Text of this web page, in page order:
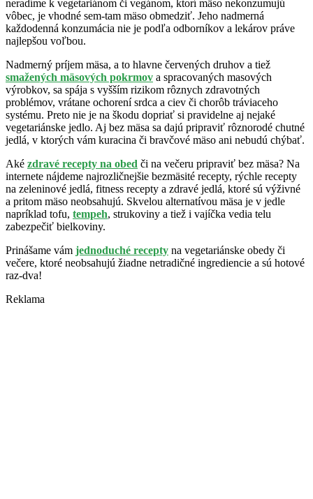
neradíme k vegetariánom či vegánom, ktorí mäso nekonzumujú
vôbec, je vhodné sem-tam mäso obmedziť. Jeho nadmerná
každodenná konzumácia nie je podľa odborníkov a lekárov práve
najlepšou voľbou.
Nadmerný príjem mäsa, a to hlavne červených druhov a tiež
smažených mäsových pokrmov a spracovaných masových
výrobkov, sa spája s vyšším rizikom rôznych zdravotných
problémov, vrátane ochorení srdca a ciev či chorôb tráviaceho
systému. Preto nie je na škodu dopriať si pravidelne aj nejaké
vegetariánske jedlo. Aj bez mäsa sa dajú pripraviť rôznorodé chutné
jedlá, v ktorých vám kuracina či bravčové mäso ani nebudú chýbať.
Aké zdravé recepty na obed či na večeru pripraviť bez mäsa? Na
internete nájdeme najrozličnejšie bezmäsité recepty, rýchle recepty
na zeleninové jedlá, fitness recepty a zdravé jedlá, ktoré sú výživné
a pritom mäso neobsahujú. Skvelou alternatívou mäsa je v jedle
napríklad tofu, tempeh, strukoviny a tiež i vajíčka vedia telu
zabezpečiť bielkoviny.
Prinášame vám jednoduché recepty na vegetariánske obedy či
večere, ktoré neobsahujú žiadne netradičné ingrediencie a sú hotové
raz-dva!
Reklama